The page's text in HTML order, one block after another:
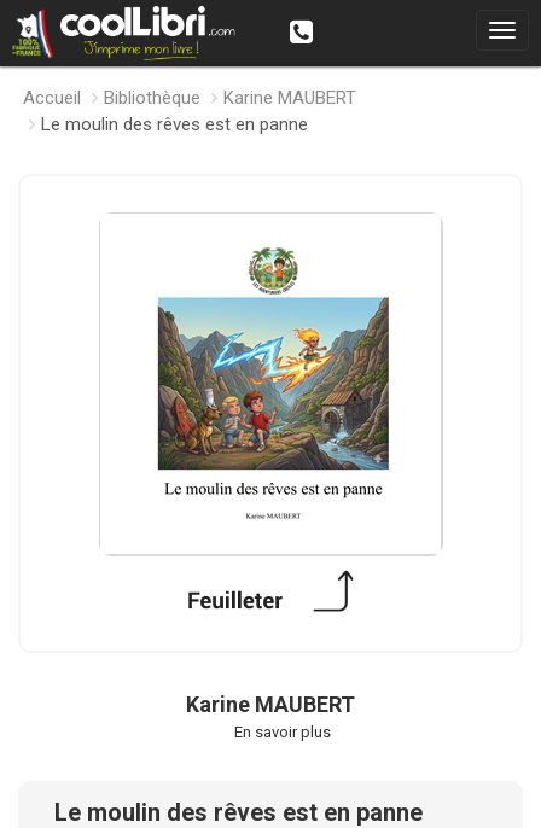
Accueil Bibliothèque
Karine MAUBERT
Le moulin des rêves est en panne
Karine MAUBERT
En savoir plus
Le moulin des rêves est en panne